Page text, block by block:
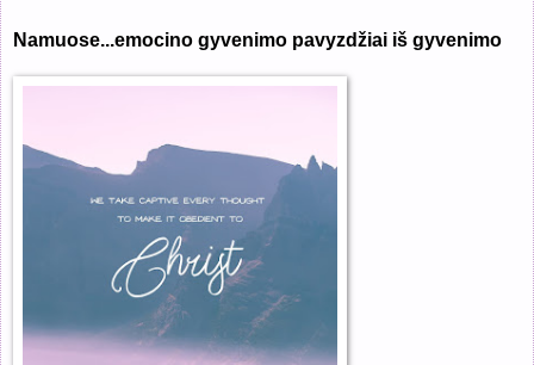
Namuose...emocino gyvenimo pavyzdžiai iš gyvenimo